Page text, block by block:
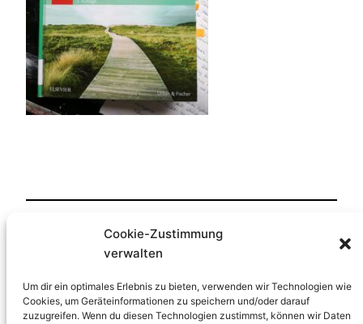
Cookie-Zustimmung
verwalten
Um dir ein optimales Erlebnis zu bieten, verwenden wir Technologien wie
Cookies, um Geräteinformationen zu speichern und/oder darauf
zuzugreifen. Wenn du diesen Technologien zustimmst, können wir Daten
12. März 2018in
vonHP-Lernfreude